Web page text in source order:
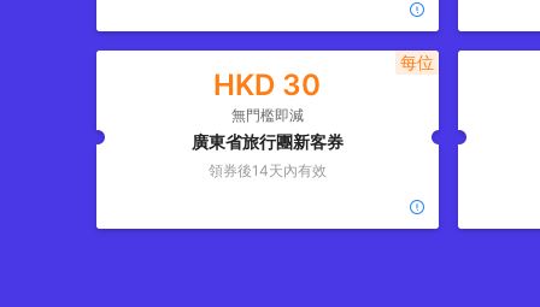
HKD 30
無門檻即減
廣東省旅行團新客券
領券後14天內有效
每位